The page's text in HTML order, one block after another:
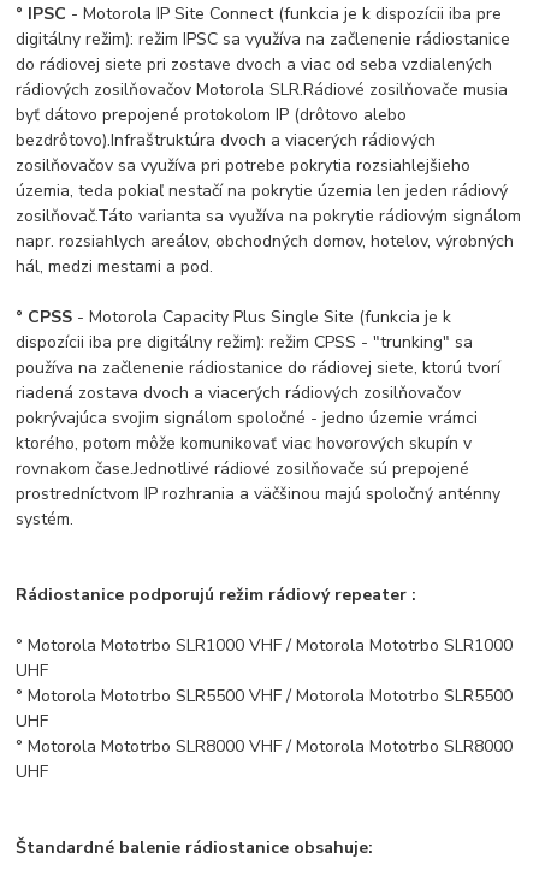
° IPSC - Motorola IP Site Connect (funkcia je k dispozícii iba pre
digitálny režim): režim IPSC sa využíva na začlenenie rádiostanice
do rádiovej siete pri zostave dvoch a viac od seba vzdialených
rádiových zosilňovačov Motorola SLR.Rádiové zosilňovače musia
byť dátovo prepojené protokolom IP (drôtovo alebo
bezdrôtovo).Infraštruktúra dvoch a viacerých rádiových
zosilňovačov sa využíva pri potrebe pokrytia rozsiahlejšieho
územia, teda pokiaľ nestačí na pokrytie územia len jeden rádiový
zosilňovač.Táto varianta sa využíva na pokrytie rádiovým signálom
napr. rozsiahlych areálov, obchodných domov, hotelov, výrobných
hál, medzi mestami a pod.
° CPSS - Motorola Capacity Plus Single Site (funkcia je k
dispozícii iba pre digitálny režim): režim CPSS - "trunking" sa
používa na začlenenie rádiostanice do rádiovej siete, ktorú tvorí
riadená zostava dvoch a viacerých rádiových zosilňovačov
pokrývajúca svojim signálom spoločné - jedno územie vrámci
ktorého, potom môže komunikovať viac hovorových skupín v
rovnakom čase.Jednotlivé rádiové zosilňovače sú prepojené
prostredníctvom IP rozhrania a väčšinou majú spoločný anténny
systém.
Rádiostanice podporujú režim rádiový repeater :
° Motorola Mototrbo SLR1000 VHF / Motorola Mototrbo SLR1000
UHF
° Motorola Mototrbo SLR5500 VHF / Motorola Mototrbo SLR5500
UHF
° Motorola Mototrbo SLR8000 VHF / Motorola Mototrbo SLR8000
UHF
Štandardné balenie rádiostanice obsahuje: